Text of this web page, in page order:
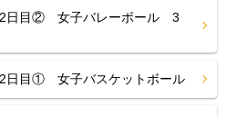
日目② 女子バレーボール 3
日目① 女子バスケットボール